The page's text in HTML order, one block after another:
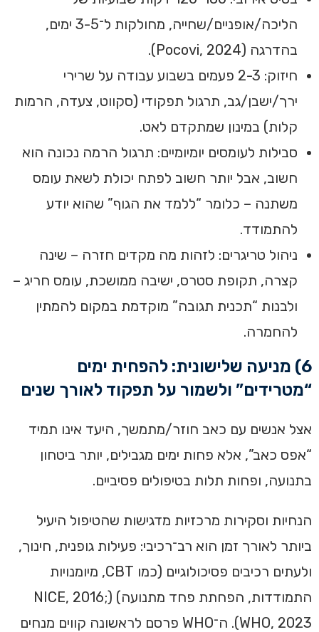
הליכה/אופניים/שחייה, מחולקות ל־3-5 ימים,
בהדרגה (Pocovi, 2024).
חיזוק: 2-3 פעמים בשבוע עבודה על שרירי
ירך/ישבן/גב, תרגול תפקודי (סקווט, צעדה, הרמות
קלות) במינון שמתקדם לאט.
סבילות לעומסים יומיומיים: תרגול הרמה נכונה הוא
חשוב, אבל יותר חשוב לפתח יכולת לשאת עומס
משתנה – כלומר “ללמד את הגוף” שהוא יודע
להתמודד.
ניהול טריגרים: לזהות מה מקדים חזרה – שינה
קצרה, תקופת סטרס, ישיבה ממושכת, עומס חריג –
ולבנות “תכנית תגובה” מוקדמת במקום להמתין
להחמרה.
6) מניעה שלישונית: להפחית ימים
“מטרידים” ולשמור על תפקוד לאורך שנים
אצל אנשים עם כאב חוזר/מתמשך, היעד אינו תמיד
“אפס כאב”, אלא פחות ימים מגבילים, יותר ביטחון
בתנועה, ופחות תלות בטיפולים פסיביים.
הנחיות וסקירות מרכזיות מדגישות שהטיפול היעיל
ביותר לאורך זמן הוא רב־רכיבי: פעילות גופנית, חינוך,
ולעתים רכיבים פסיכולוגיים (כמו CBT, מיומנויות
התמודדות, הפחתת פחד מתנועה) (NICE, 2016;
WHO, 2023). ה־WHO פרסם לראשונה קווים מנחים